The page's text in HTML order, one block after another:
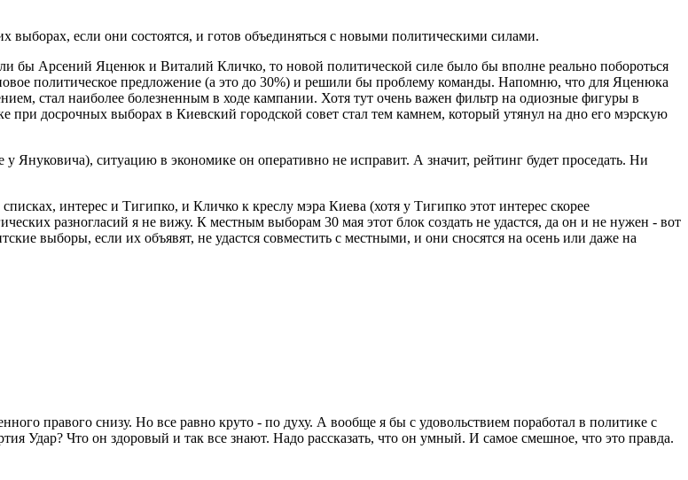
выборах, если они состоятся, и готов объединяться с новыми политическими силами.
бы Арсений Яценюк и Виталий Кличко, то новой политической силе было бы вполне реально побороться
политическое предложение (а это до 30%) и решили бы проблему команды. Напомню, что для Яценюка
стал наиболее болезненным в ходе кампании. Хотя тут очень важен фильтр на одиозные фигуры в
досрочных выборах в Киевский городской совет стал тем камнем, который утянул на дно его мэрскую
Януковича), ситуацию в экономике он оперативно не исправит. А значит, рейтинг будет проседать. Ни
интерес и Тигипко, и Кличко к креслу мэра Киева (хотя у Тигипко этот интерес скорее
разногласий я не вижу. К местным выборам 30 мая этот блок создать не удастся, да он и не нужен - вот
выборы, если их объявят, не удастся совместить с местными, и они сносятся на осень или даже на
правого снизу. Но все равно круто - по духу. А вообще я бы с удовольствием поработал в политике с
Удар? Что он здоровый и так все знают. Надо рассказать, что он умный. И самое смешное, что это правда.